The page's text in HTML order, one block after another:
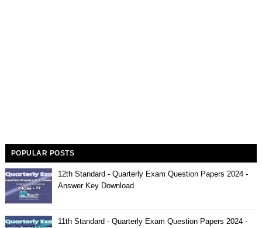
POPULAR POSTS
12th Standard - Quarterly Exam Question Papers 2024 -
Answer Key Download
11th Standard - Quarterly Exam Question Papers 2024 -